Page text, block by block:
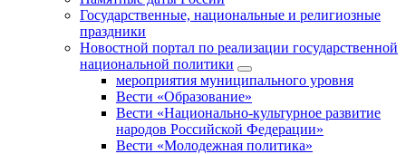
Государственные, национальные и религиозные
праздники
Новостной портал по реализации государственной
национальной политики
мероприятия муниципального уровня
Вести «Образование»
Вести «Национально-культурное развитие
народов Российской Федерации»
Вести «Молодежная политика»